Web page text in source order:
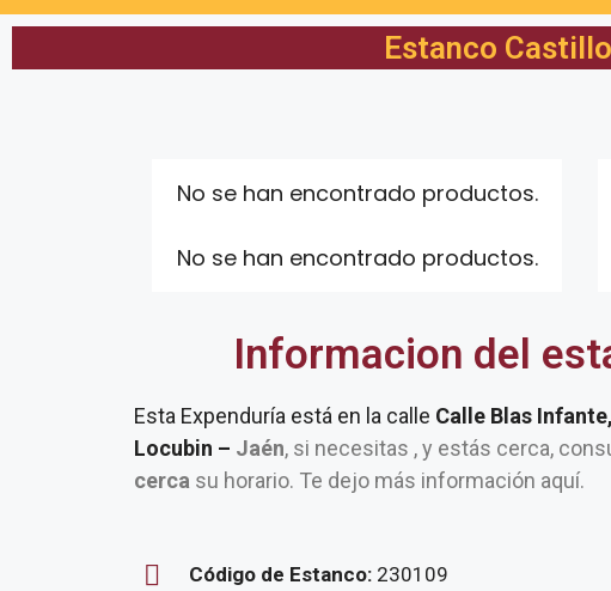
Estanco
No se han encontrado productos.
No se han encontrado productos.
Informacion del
Esta Expenduría está en la calle Calle Blas
Locubin – Jaén, si necesitas , y estás cerca,
cerca su horario. Te dejo más información aquí.
Código de Estanco: 230109